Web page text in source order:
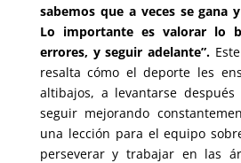
sabemos que a veces se gana
Lo importante es valorar lo
errores, y seguir adelante”.
resalta cómo el deporte les
altibajos, a levantarse
seguir mejorando
una lección para el equipo
perseverar y trabajar en las